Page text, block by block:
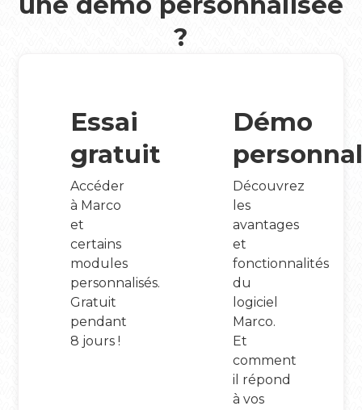
?
Essai
gratuit
Accéder
à Marco
et
certains
modules
personnalisés.
Gratuit
pendant
8 jours !
Démo
Découvrez
les
avantages
et
fonctionnalités
du
logiciel
Marco.
Et
comment
il répond
à vos